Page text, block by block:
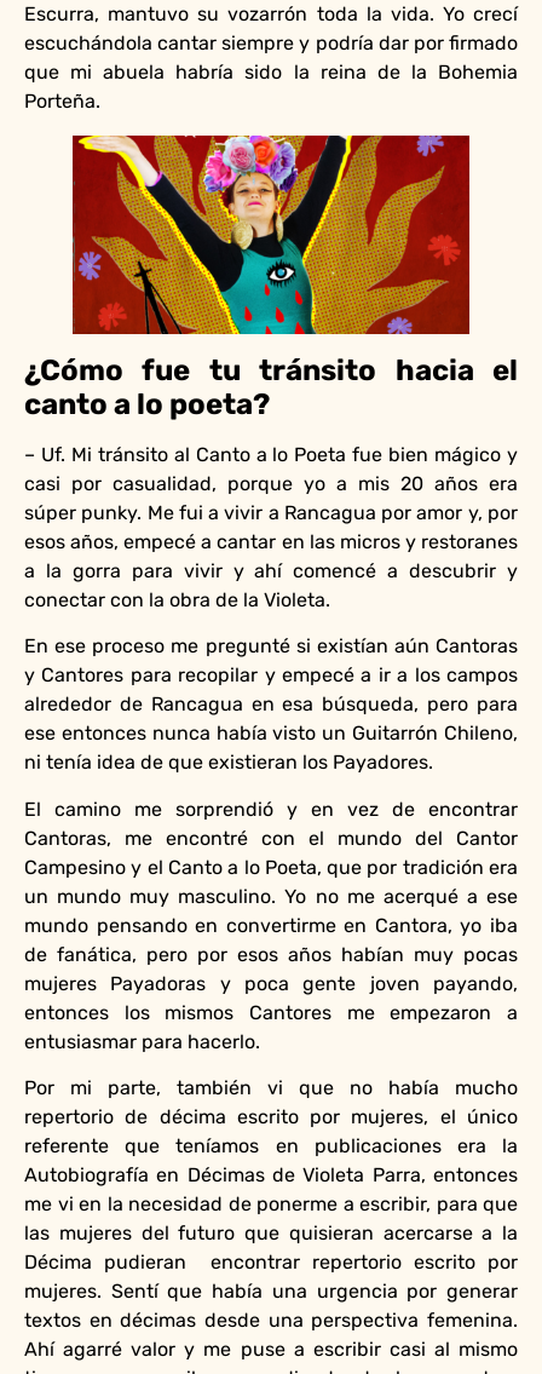
Escurra, mantuvo su vozarrón toda la vida. Yo crecí
escuchándola cantar siempre y podría dar por firmado
que mi abuela habría sido la reina de la Bohemia
Porteña.
¿Cómo fue tu tránsito hacia el
canto a lo poeta?
– Uf. Mi tránsito al Canto a lo Poeta fue bien mágico y
casi por casualidad, porque yo a mis 20 años era
súper punky. Me fui a vivir a Rancagua por amor y, por
esos años, empecé a cantar en las micros y restoranes
a la gorra para vivir y ahí comencé a descubrir y
conectar con la obra de la Violeta.
En ese proceso me pregunté si existían aún Cantoras
y Cantores para recopilar y empecé a ir a los campos
alrededor de Rancagua en esa búsqueda, pero para
ese entonces nunca había visto un Guitarrón Chileno,
ni tenía idea de que existieran los Payadores.
El camino me sorprendió y en vez de encontrar
Cantoras, me encontré con el mundo del Cantor
Campesino y el Canto a lo Poeta, que por tradición era
un mundo muy masculino. Yo no me acerqué a ese
mundo pensando en convertirme en Cantora, yo iba
de fanática, pero por esos años habían muy pocas
mujeres Payadoras y poca gente joven payando,
entonces los mismos Cantores me empezaron a
entusiasmar para hacerlo.
Por mi parte, también vi que no había mucho
repertorio de décima escrito por mujeres, el único
referente que teníamos en publicaciones era la
Autobiografía en Décimas de Violeta Parra, entonces
me vi en la necesidad de ponerme a escribir, para que
las mujeres del futuro que quisieran acercarse a la
Décima pudieran encontrar repertorio escrito por
mujeres. Sentí que había una urgencia por generar
textos en décimas desde una perspectiva femenina.
Ahí agarré valor y me puse a escribir casi al mismo